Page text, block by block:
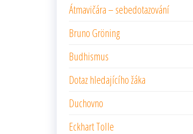
Átmavičára – sebedotazování
Bruno Gröning
Budhismus
Dotaz hledajícího žáka
Duchovno
Eckhart Tolle